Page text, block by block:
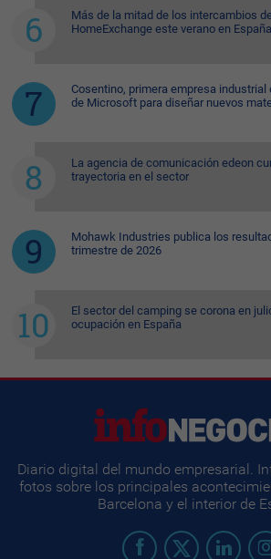
Más de la mitad de los intercambios
HomeExchange este verano en
Cosentino, primera empresa industrial
de Microsoft para diseñar nuevos
La agencia de comunicación edeon
trayectoria en el sector
Mohawk Industries publica los
trimestre de 2026
El sector del camping se corona en
ocupación en España
Diario digital del mundo empresarial.
fotos sobre los principales
Barcelona y el interior de